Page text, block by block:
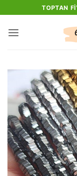
atla
TOPTAN